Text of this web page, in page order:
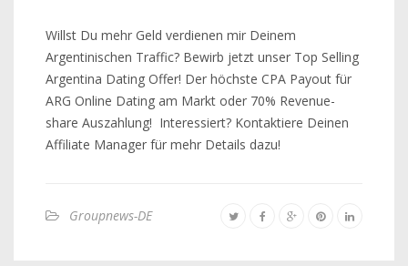
Willst Du mehr Geld verdienen mir Deinem
Argentinischen Traffic? Bewirb jetzt unser Top Selling
Argentina Dating Offer! Der höchste CPA Payout für
ARG Online Dating am Markt oder 70% Revenue-
share Auszahlung! Interessiert? Kontaktiere Deinen
Affiliate Manager für mehr Details dazu!
Groupnews-DE